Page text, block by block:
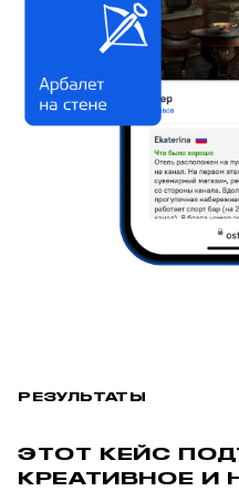
РЕЗУЛЬТАТЫ
ЭТОТ КЕЙС
КРЕАТИВНОЕ И